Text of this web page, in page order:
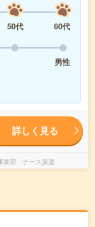
50代
60代
男性
詳しく見る
業部 ナース派遣